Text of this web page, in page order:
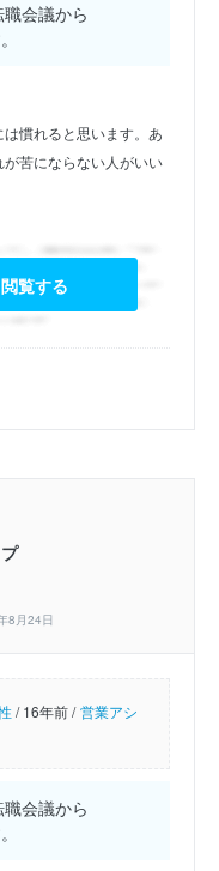
会議から
慣れると思います。あ
苦にならない人がいい
覧する
8月24日
/16年前 / 営業アシ
会議から